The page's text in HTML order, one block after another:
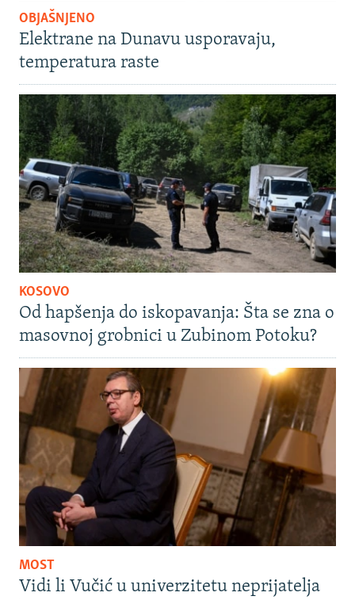
OBJAŠNJENO
Elektrane na Dunavu usporavaju,
temperatura raste
KOSOVO
Od hapšenja do iskopavanja: Šta se zna o
masovnoj grobnici u Zubinom Potoku?
MOST
Vidi li Vučić u univerzitetu neprijatelja